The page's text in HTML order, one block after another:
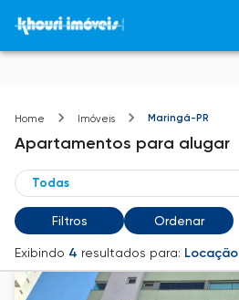
Home Imóveis Maringá-PR
Apartamentos para alugar
Filtros Ordenar
Exibindo 4 resultados para: Locação